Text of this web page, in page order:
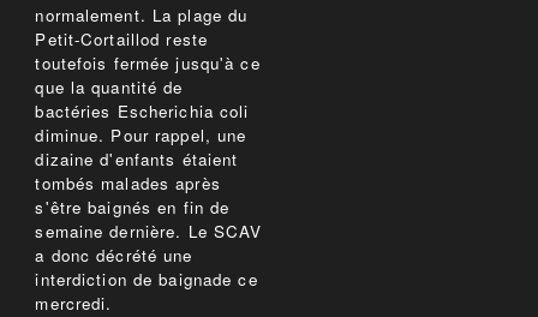
normalement. La plage du
Petit-Cortaillod reste
toutefois fermée jusqu'à ce
que la quantité de
bactéries Escherichia coli
diminue. Pour rappel, une
dizaine d'enfants étaient
tombés malades après
s'être baignés en fin de
semaine dernière. Le SCAV
a donc décrété une
interdiction de baignade ce
mercredi.